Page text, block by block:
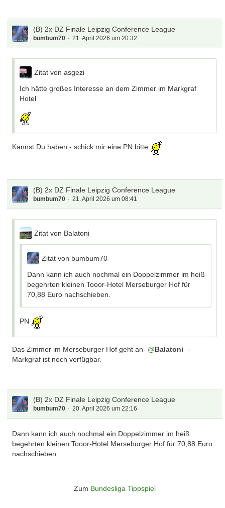
(B) 2x DZ Finale Leipzig Conference League
bumbum70 21. April 2026 um 20:32
Zitat von asgezi
Ich hätte großes Interesse an dem Zimmer im Markgraf
Hotel
Kannst Du haben - schick mir eine PN bitte
(B) 2x DZ Finale Leipzig Conference League
bumbum70 21. April 2026 um 08:41
Zitat von Balatoni
Zitat von bumbum70
Dann kann ich auch nochmal ein Doppelzimmer im heiß
begehrten kleinen Tooor-Hotel Merseburger Hof für
70,88 Euro nachschieben.
PN
Das Zimmer im Merseburger Hof geht an Balatoni
-
Markgraf ist noch verfügbar.
(B) 2x DZ Finale Leipzig Conference League
bumbum70 20. April 2026 um 22:16
Dann kann ich auch nochmal ein Doppelzimmer im heiß
begehrten kleinen Tooor-Hotel Merseburger Hof für 70,88 Euro
nachschieben.
Zum Bundesliga Tippspiel